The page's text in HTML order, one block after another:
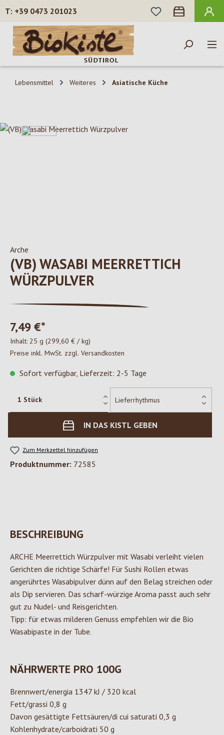
Zum Hauptinhalt springen
+39 0473 201023
DU HAST 0
Lebensmittel Weiteres Asiatische Küche
Bildergalerie überspringen
Arche
(VB) WASABI MEERRETTICH
WÜRZPULVER
7,49 €*
Inhalt: 25 g (299,60 € / kg)
Preise inkl. MwSt. zzgl. Versandkosten
Sofort verfügbar, Lieferzeit: 2-5 Tage
IN DAS KISTL GEBEN
Zum Merkzettel hinzufügen
Produktnummer: 72585
BESCHREIBUNG
ARCHE Meerrettich Würzpulver mit Wasabi verleiht vielen
Gerichten die richtige Schärfe! Für Sushi Rollen etwas
angerührtes Wasabipulver dünn auf den Belag streichen oder
als Dip servieren. Das scharf-würzige Aroma passt auch sehr
gut zu Nudel- und Reisgerichten.
Tipp: für etwas milderen Genuss empfehlen wir die Bio
Wasabipaste in der Tube.
NÄHRWERTE PRO 100G
Brennwert/energia 1347 kJ / 320 kcal
Fett/grassi 0,8 g
Davon gesättigte Fettsäuren/di cui saturati 0,3 g
Kohlenhydrate/carboidrati 50 g